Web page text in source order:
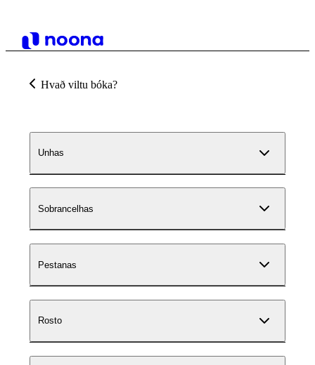
Hvað viltu bóka?
Unhas
Sobrancelhas
Pestanas
Rosto